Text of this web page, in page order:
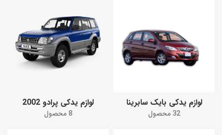
لوازم یدکی بایک سابرینا
32 محصول
لوازم یدکی پرادو 2002
8 محصول